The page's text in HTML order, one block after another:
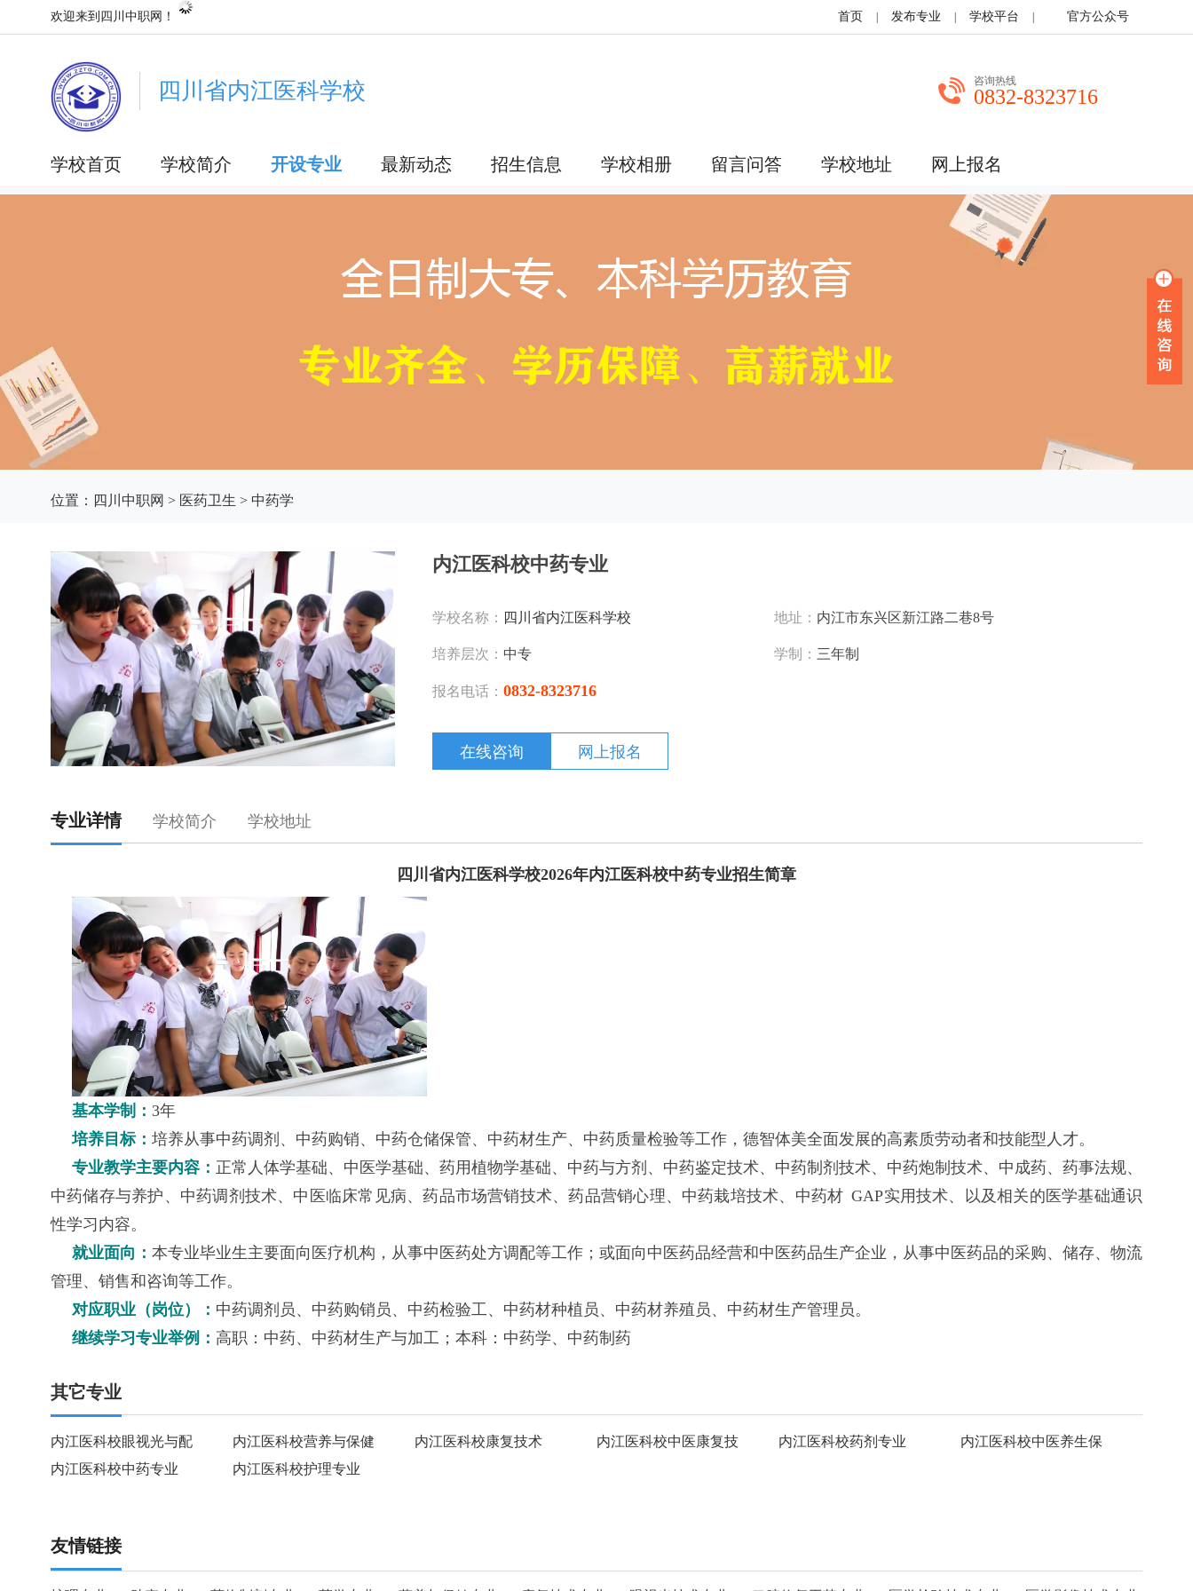
欢迎来到四川中职网！ 首页 发布专业 学校平台 官方公众号
四川省内江医科学校 咨询热线
0832-8323716
学校首页 学校简介 开设专业 最新动态 招生信息 学校相册 留言问答 学校地址 网上报名
位置： 四川中职网 > 医药卫生 > 中药学
内江医科校中药专业
学校名称： 四川省内江医科学校 地址： 内江市东兴区新江路二巷8号
培养层次： 中专 学制： 三年制
报名电话： 0832-8323716
网上报名
在线咨询
专业详情 学校简介 学校地址
四川省内江医科学校2026年内江医科校中药专业招生简章
基本学制： 3年
培养目标： 培养从事中药调剂、中药购销、中药仓储保管、中药材生产、中药质量检验等工作，德智体美全面发展的高素质劳动者和技能型人才。
专业教学主要内容： 正常人体学基础、中医学基础、药用植物学基础、中药与方剂、中药鉴定技术、中药制剂技术、中药炮制技术、中成药、药事法规、
中药储存与养护、中药调剂技术、中医临床常见病、药品市场营销技术、药品营销心理、中药栽培技术、中药材 GAP实用技术、以及相关的医学基础通识
性学习内容。
就业面向： 本专业毕业生主要面向医疗机构，从事中医药处方调配等工作；或面向中医药品经营和中医药品生产企业，从事中医药品的采购、储存、物流
管理、销售和咨询等工作。
对应职业（岗位）： 中药调剂员、中药购销员、中药检验工、中药材种植员、中药材养殖员、中药材生产管理员。
继续学习专业举例： 高职：中药、中药材生产与加工； 本科：中药学、中药制药
其它专业
内江医科校眼视光与配 内江医科校营养与保健 内江医科校康复技术 内江医科校中医康复技 内江医科校药剂专业
内江医科校中医养生保
内江医科校中药专业
内江医科校护理专业
友情链接